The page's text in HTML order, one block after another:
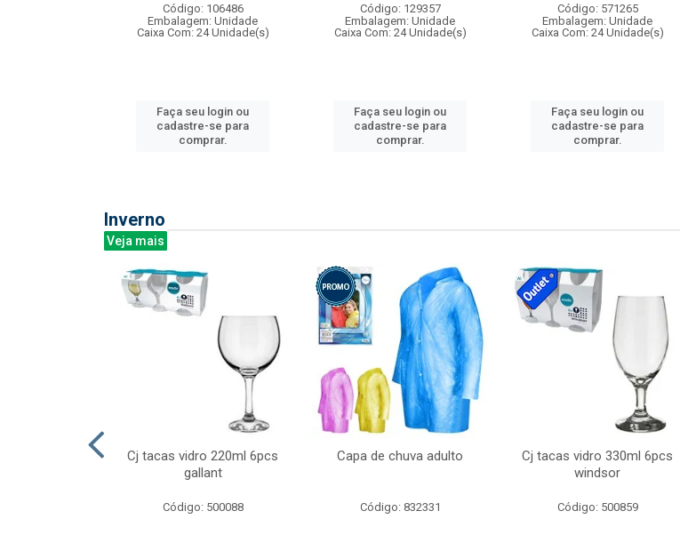
Código: 106486
Embalagem: Unidade
Caixa Com: 24 Unidade(s)
Faça seu login ou
cadastre-se para
comprar.
Código: 129357
Embalagem: Unidade
Caixa Com: 24 Unidade(s)
Faça seu login ou
cadastre-se para
comprar.
Código: 571265
Embalagem: Unidade
Caixa Com: 24 Unidade(s)
Faça seu login ou
cadastre-se para
comprar.
Inverno
Veja mais
Cj tacas vidro 220ml 6pcs
gallant
Código: 500088
Capa de chuva adulto
Código: 832331
Cj tacas vidro 330ml 6pcs
windsor
Código: 500859